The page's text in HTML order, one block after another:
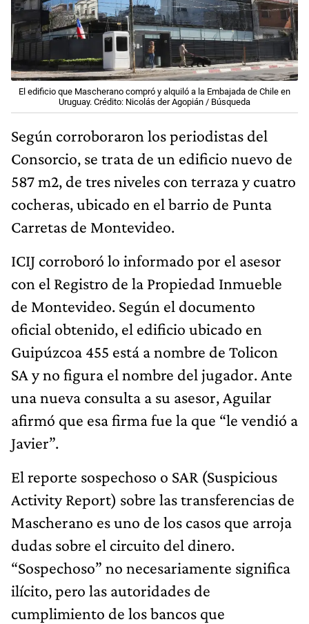
El edificio que Mascherano compró y alquiló a la Embajada de Chile en
Uruguay. Crédito: Nicolás der Agopián / Búsqueda
Según corroboraron los periodistas del
Consorcio, se trata de un edificio nuevo de
587 m2, de tres niveles con terraza y cuatro
cocheras, ubicado en el barrio de Punta
Carretas de Montevideo.
ICIJ corroboró lo informado por el asesor
con el Registro de la Propiedad Inmueble
de Montevideo. Según el documento
oficial obtenido, el edificio ubicado en
Guipúzcoa 455 está a nombre de Tolicon
SA y no figura el nombre del jugador. Ante
una nueva consulta a su asesor, Aguilar
afirmó que esa firma fue la que “le vendió a
Javier”.
El reporte sospechoso o SAR (Suspicious
Activity Report) sobre las transferencias de
Mascherano es uno de los casos que arroja
dudas sobre el circuito del dinero.
“Sospechoso” no necesariamente significa
ilícito, pero las autoridades de
cumplimiento de los bancos que